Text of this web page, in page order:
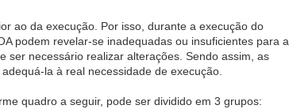
ao da execução. Por isso, durante a execução do
podem revelar-se inadequadas ou insuficientes para a
ser necessário realizar alterações. Sendo assim, as
la à real necessidade de execução.
quadro a seguir, pode ser dividido em 3 grupos: